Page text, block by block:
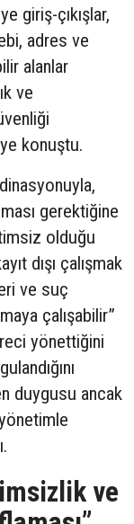
giriş-çıkışlar,
adres ve
alanlar
ve
konuştu.
gerektiğine
olduğu
dışı çalışmak
ve suç
çalışabilir”
yönettiğini
duygusu ancak
ve